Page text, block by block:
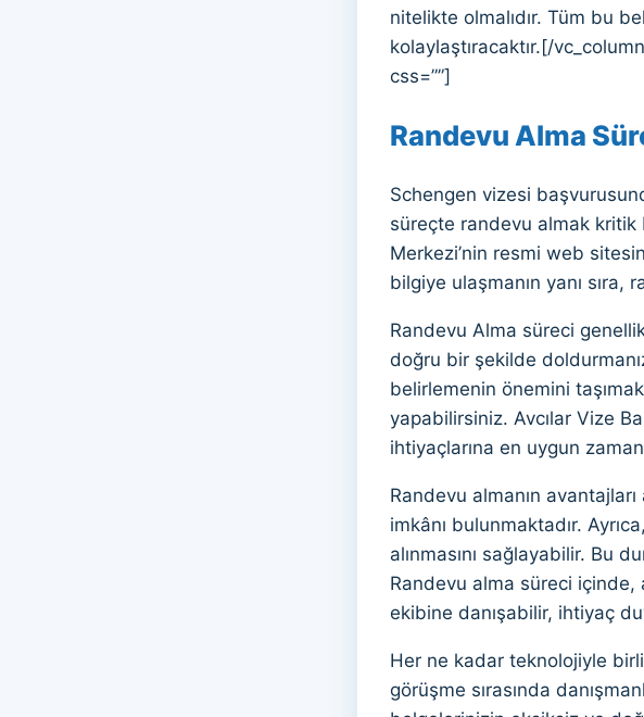
nitelikte olmalıdır. Tüm bu
kolaylaştıracaktır.[/
css=””]
Randevu Alma
Schengen vizesi
süreçte randevu almak kritik
Merkezi’nin resmi web
bilgiye ulaşmanın yanı
Randevu Alma süreci
doğru bir şekilde
belirlemenin önemini
yapabilirsiniz. Avcılar Vize
ihtiyaçlarına en uygun
Randevu almanın
imkânı bulunmaktadır.
alınmasını sağlayabilir. Bu
Randevu alma süreci içinde,
ekibine danışabilir, ihtiyaç
Her ne kadar teknolojiyle
görüşme sırasında